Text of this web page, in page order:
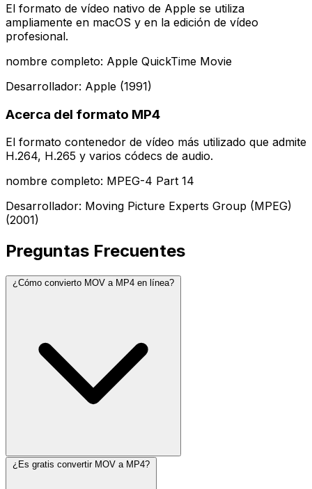
El formato de vídeo nativo de Apple se utiliza
ampliamente en macOS y en la edición de vídeo
profesional.
nombre completo: Apple QuickTime Movie
Desarrollador: Apple (1991)
Acerca del formato MP4
El formato contenedor de vídeo más utilizado que admite
H.264, H.265 y varios códecs de audio.
nombre completo: MPEG-4 Part 14
Desarrollador: Moving Picture Experts Group (MPEG)
(2001)
Preguntas Frecuentes
¿Cómo convierto MOV a MP4 en línea?
¿Es gratis convertir MOV a MP4?